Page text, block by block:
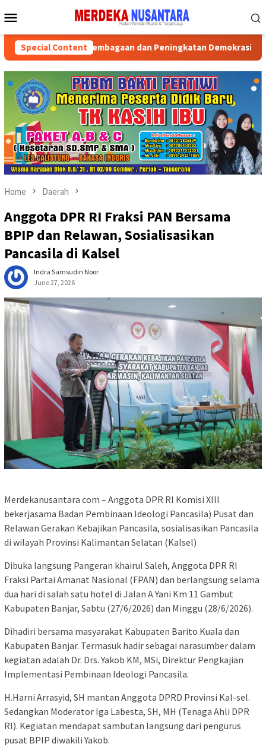
to
Menu
Special Content
Kelembagaan dan Peningkatan Demokrasi
Home Daerah
Anggota DPR RI Fraksi PAN Bersama
BPIP dan Relawan, Sosialisasikan
Pancasila di Kalsel
Indra Samsudin Noor
June 27, 2026
Merdekanusantara com – Anggota DPR RI Komisi XIII
bekerjasama Badan Pembinaan Ideologi Pancasila) Pusat dan
Relawan Gerakan Kebajikan Pancasila, sosialisasikan Pancasila
di wilayah Provinsi Kalimantan Selatan (Kalsel)
Dibuka langsung Pangeran khairul Saleh, Anggota DPR RI
Fraksi Partai Amanat Nasional (FPAN) dan berlangsung selama
dua hari di salah satu hotel di Jalan A Yani Km 11 Gambut
Kabupaten Banjar, Sabtu (27/6/2026) dan Minggu (28/6/2026).
Dihadiri bersama masyarakat Kabupaten Barito Kuala dan
Kabupaten Banjar. Termasuk hadir sebagai narasumber dalam
kegiatan adalah Dr. Drs. Yakob KM, MSi, Direktur Pengkajian
Implementasi Pembinaan Ideologi Pancasila.
H.Harni Arrasyid, SH mantan Anggota DPRD Provinsi Kal-sel.
Sedangkan Moderator Iga Labesta, SH, MH (Tenaga Ahli DPR
RI). Kegiatan mendapat sambutan langsung dari pengurus
pusat BPIP diwakili Yakob.